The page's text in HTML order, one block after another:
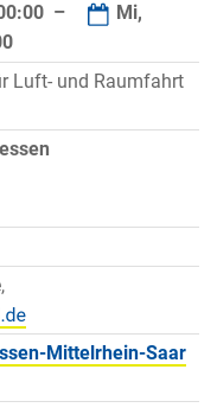
–
Mi,
Luft- und Raumfahrt
Mittelrhein-Saar